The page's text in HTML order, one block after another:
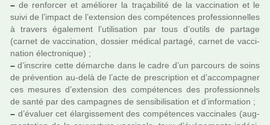
– de ren­for­cer et amé­lio­rer la tra­ça­bi­lité de la vac­ci­na­tion et le
suivi de l’impact de l’exten­sion des com­pé­ten­ces pro­fes­sion­nel­les
à tra­vers également l’uti­li­sa­tion par tous d’outils de par­tage
(carnet de vac­ci­na­tion, dos­sier médi­cal par­tagé, carnet de vac­ci­
na­tion électronique) ;
– d’ins­crire cette démar­che dans le cadre d’un par­cours de soins
de pré­ven­tion au-delà de l’acte de pres­crip­tion et d’accom­pa­gner
ces mesu­res d’exten­sion des com­pé­ten­ces des pro­fes­sion­nels
de santé par des cam­pa­gnes de sen­si­bi­li­sa­tion et d’infor­ma­tion ;
– d’évaluer cet élargissement des com­pé­ten­ces vac­ci­na­les (aug­